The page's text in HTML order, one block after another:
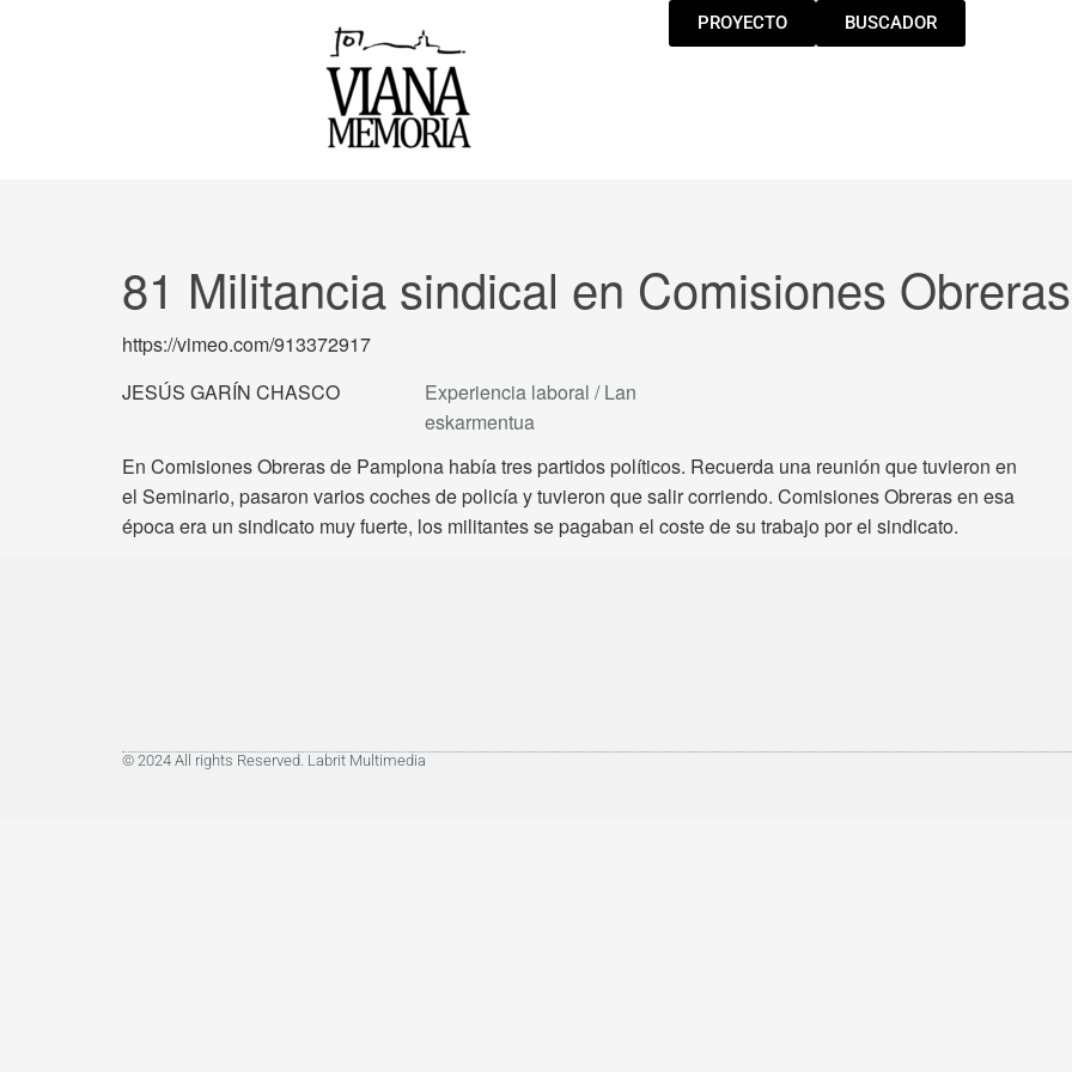
PROYECTO BUSCADOR
81 Militancia sindical en Comisiones
https://vimeo.com/913372917
JESÚS GARÍN CHASCO
Experiencia laboral / Lan
eskarmentua
En Comisiones Obreras de Pamplona había tres partidos políticos. Recuerda una reunión que tuvieron en
el Seminario, pasaron varios coches de policía y tuvieron que salir corriendo. Comisiones Obreras en esa
época era un sindicato muy fuerte, los militantes se pagaban el coste de su trabajo por el sindicato.
© 2024 All rights Reserved. Labrit Multimedia